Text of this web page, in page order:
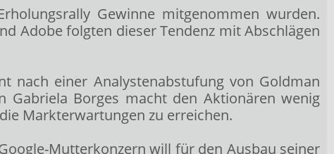
Gewinne mitgenommen wurden.
Adobefolgten dieser Tendenz mit Abschlägen
nach einer Analystenabstufung von Goldman
Gabriela Borges macht den Aktionären wenig
Markterwartungen zu erreichen.
Mutterkonzern will für den Ausbau seiner